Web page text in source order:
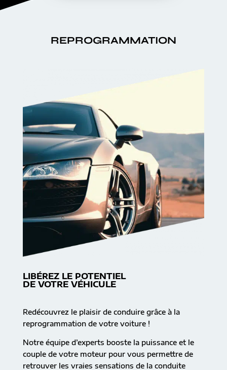
REPROGRAMMATION
LIBÉREZ LE POTENTIEL
DE VOTRE VÉHICULE
Redécouvrez le plaisir de conduire grâce à la
reprogrammation de votre voiture !
Notre équipe d’experts booste la puissance et le
couple de votre moteur pour vous permettre de
retrouver les vraies sensations de la conduite